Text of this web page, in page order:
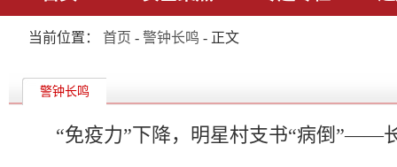
当前位置： 首页 - 警钟长鸣 - 正文
警钟长鸣
“免疫力”下降，明星村支书“病倒”——